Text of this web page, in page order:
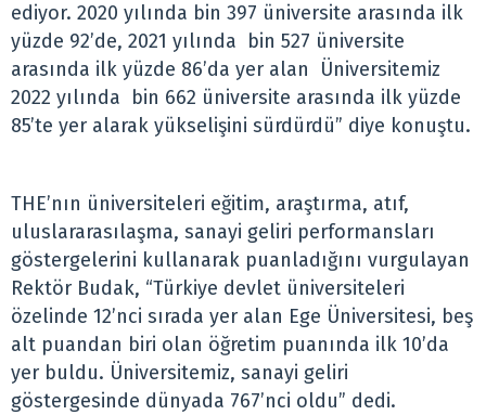
ediyor. 2020 yılında bin 397 üniversite arasında ilk
yüzde 92’de, 2021 yılında bin 527 üniversite
arasında ilk yüzde 86’da yer alan Üniversitemiz
2022 yılında bin 662 üniversite arasında ilk yüzde
85’te yer alarak yükselişini sürdürdü” diye konuştu.
THE’nın üniversiteleri eğitim, araştırma, atıf,
uluslararasılaşma, sanayi geliri performansları
göstergelerini kullanarak puanladığını vurgulayan
Rektör Budak, “Türkiye devlet üniversiteleri
özelinde 12’nci sırada yer alan Ege Üniversitesi, beş
alt puandan biri olan öğretim puanında ilk 10’da
yer buldu. Üniversitemiz, sanayi geliri
göstergesinde dünyada 767’nci oldu” dedi.